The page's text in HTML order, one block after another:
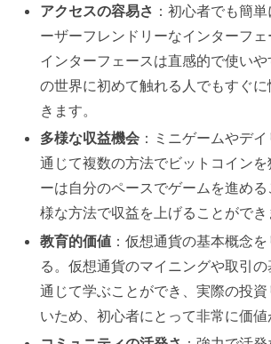
アクセスの容易さ ：初心者でも簡
ーザーフレンドリーなインターフ
インターフェースは直感的で使い
の世界に初めて触れる人でもすぐ
きます。
多様な収益機会 ：ミニゲームやデ
通じて複数の方法でビットコイン
ーは自分のペースでゲームを進め
様な方法で収益を上げることができ
教育的価値 ：仮想通貨の基本概念
る。仮想通貨のマイニングや取引
通じて学ぶことができ、実際の投
いため、初心者にとって非常に価値